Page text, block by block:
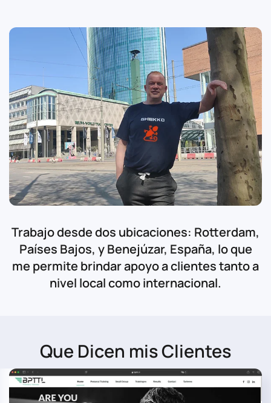
Trabajo desde dos ubicaciones: Rotterdam,
Países Bajos, y Benejúzar, España, lo que
me permite brindar apoyo a clientes tanto a
nivel local como internacional.
Que Dicen mis Clientes